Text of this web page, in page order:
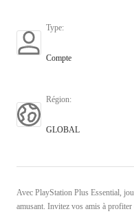
Type:
Compte
Région:
GLOBAL
Avec PlayStation Plus Essential,
amusant. Invitez vos amis à